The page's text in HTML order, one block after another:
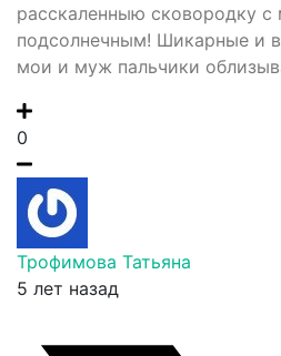
расскаленныю сковородку с
подсолнечным! Шикарные и
мои и муж пальчики
0
Трофимова Татьяна
5 лет назад